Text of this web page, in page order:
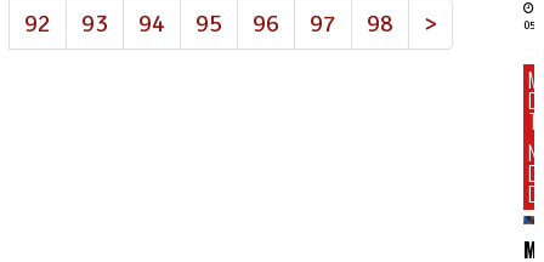
92
93 94 95 96 97 98 > 05/